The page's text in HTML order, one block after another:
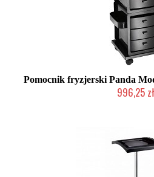
Pomocnik fryzjerski Panda
996,25 zł